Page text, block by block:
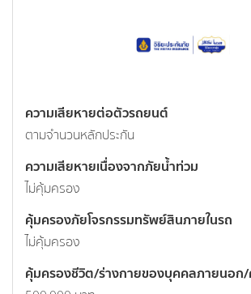
ความเสียหายต่อตัวรถยนต์
ตามจำนวนหลักประกัน
ความเสียหายเนื่องจากภัยน้ำท่วม
ไม่คุ้มครอง
คุ้มครองภัยโจรกรรมทรัพย์สินภายในรถ
ไม่คุ้มครอง
คุ้มครองชีวิต/ร่างกายของบุคคลภายนอก